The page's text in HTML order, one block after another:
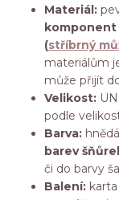
Materiál:
komponent
(stříbrný
materiálům
může přijít
Velikost:
podle
Barva:
barev
či do barvy
Balení: